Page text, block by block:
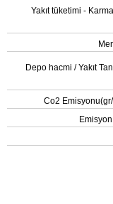
Yakıt tüketimi -
Depo hacmi / Yakıt
Co2